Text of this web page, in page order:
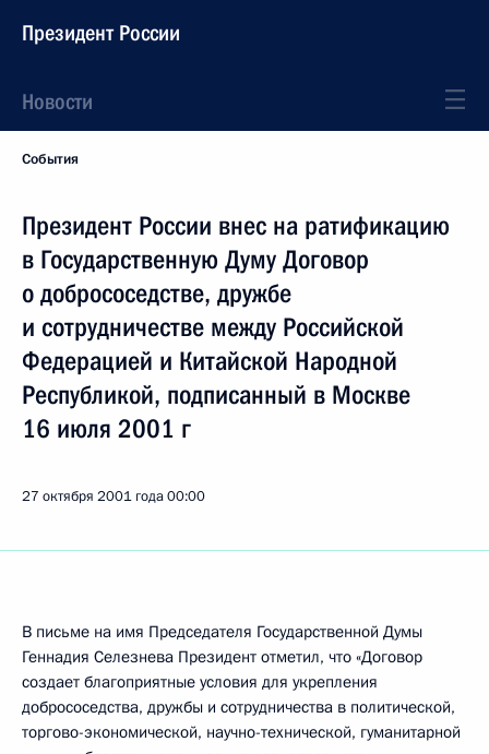
Президент России
Новости
События
Президент России внес на ратификацию
в Государственную Думу Договор
о добрососедстве, дружбе
и сотрудничестве между Российской
Федерацией и Китайской Народной
Республикой, подписанный в Москве
16 июля 2001 г
27 октября 2001 года00:00
В письме на имя Председателя Государственной Думы
Геннадия Селезнева Президент отметил, что «Договор
создает благоприятные условия для укрепления
добрососедства, дружбы и сотрудничества в политической,
торгово-экономической, научно-технической, гуманитарной